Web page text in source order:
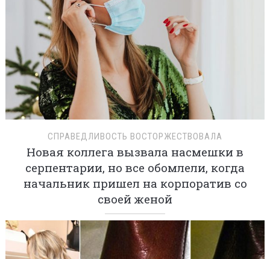
СПРАВЕДЛИВОСТЬ ВОСТОРЖЕСТВОВАЛА
Новая коллега вызвала насмешки в
серпентарии, но все обомлели, когда
начальник пришел на корпоратив со
своей женой